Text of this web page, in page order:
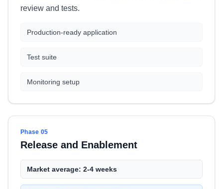
review and tests.
Production-ready application
Test suite
Monitoring setup
Phase 05
Release and Enablement
Market average: 2-4 weeks